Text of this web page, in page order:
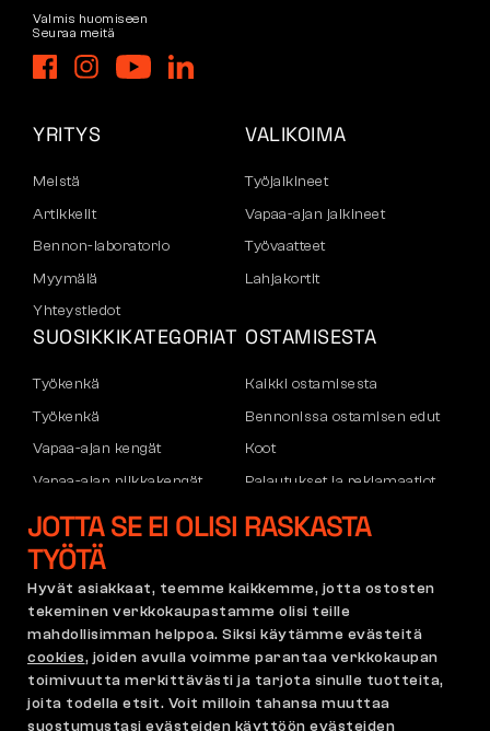
Valmis huomiseen
Seuraa meitä
YRITYS
Meistä
Artikkelit
Bennon-laboratorio
Myymälä
Yhteystiedot
VALIKOIMA
Työjalkineet
Vapaa-ajan jalkineet
Työvaatteet
Lahjakortit
SUOSIKKIKATEGORIAT
Työkenkä
Työkenkä
Vapaa-ajan kengät
Vapaa-ajan nilkkakengät
Housut
Hupparit
OSTAMISESTA
Kaikki ostamisesta
Bennonissa ostamisen edut
Koot
Palautukset ja reklamaatiot
Kuljetus ja maksu
Reklamaatiot ja takuu
Käyttöehdot
Reklamaatiopolitiikka
Cookie-asetukset
GDPR
JOTTA SE EI OLISI RASKASTA
TYÖTÄ
Hyvät asiakkaat, teemme kaikkemme, jotta ostosten
tekeminen verkkokaupastamme olisi teille
mahdollisimman helppoa. Siksi käytämme evästeitä
cookies, joiden avulla voimme parantaa verkkokaupan
toimivuutta merkittävästi ja tarjota sinulle tuotteita,
joita todella etsit. Voit milloin tahansa muuttaa
suostumustasi evästeiden käyttöön evästeiden